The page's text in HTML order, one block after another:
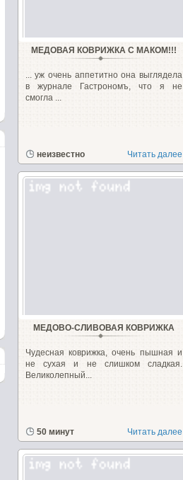
МЕДОВАЯ КОВРИЖКА С МАКОМ!!!
... уж очень аппетитно она выглядела
в журнале Гастрономъ, что я не
смогла ...
неизвестно Читать далее
МЕДОВО-СЛИВОВАЯ КОВРИЖКА
Чудесная коврижка, очень пышная и
не сухая и не слишком сладкая.
Великолепный...
50 минут Читать далее